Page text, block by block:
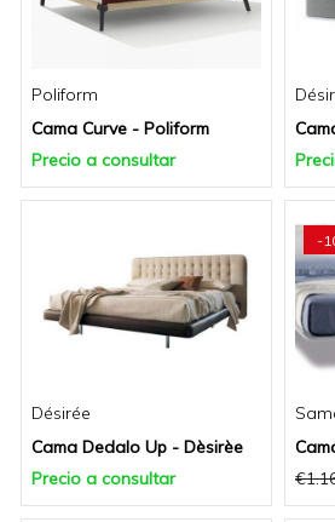
Poliform
Cama Curve - Poliform
Precio a consultar
Désirée
Cama Dedalo Up - Dèsirèe
Precio a consultar
-